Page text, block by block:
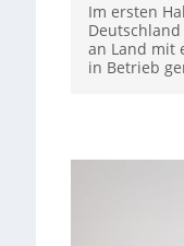
Im ersten
an Land mit
in Betrieb